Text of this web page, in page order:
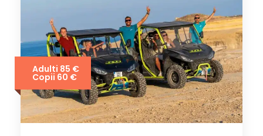
Adulti 85 €
Copii 60 €